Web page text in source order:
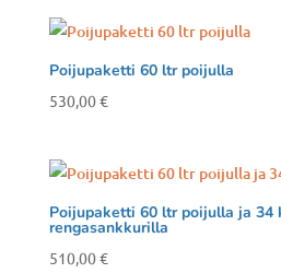
Poijupaketti 60 ltr poijulla
530,00€
Poijupaketti 60 ltr poijulla ja 34
rengasankkurilla
510,00€